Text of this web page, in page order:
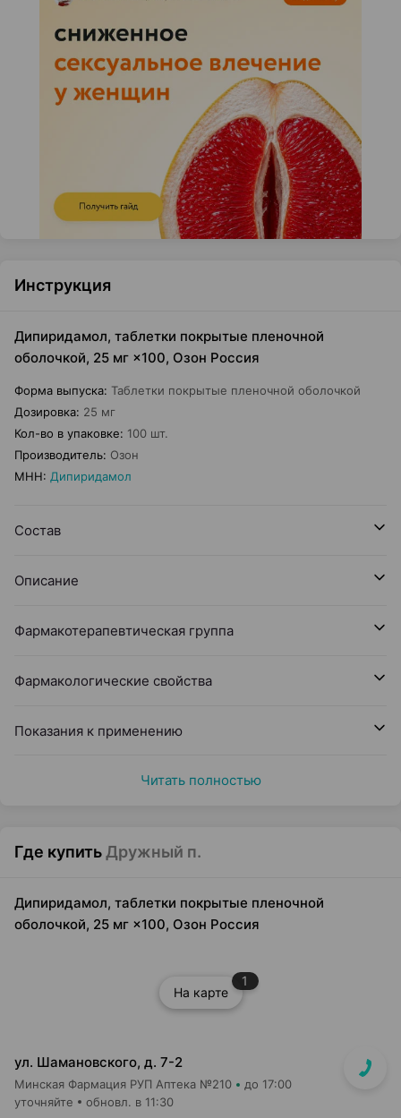
Инструкция
Дипиридамол, таблетки покрытые пленочной
оболочкой, 25 мг ×100, Озон Россия
Форма выпуска: Таблетки покрытые пленочной оболочкой
Дозировка: 25 мг
Кол-во в упаковке: 100 шт.
Производитель: Озон
МНН: Дипиридамол
Состав
Описание
Фармакотерапевтическая группа
Фармакологические свойства
Показания к применению
Читать полностью
Где купитьДружный п.
Дипиридамол, таблетки покрытые пленочной
оболочкой, 25 мг ×100, Озон Россия
На карте
1
ул. Шамановского, д. 7-2
Минская Фармация РУП Аптека №210 до 17:00
уточняйте обновл. в 11:30